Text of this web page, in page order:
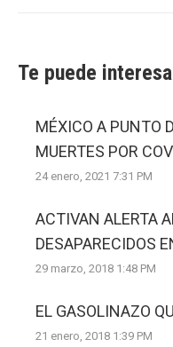
Te puede
MÉXICO A PUNTO
MUERTES POR
24 enero, 2021 7:31 PM
ACTIVAN ALERTA
DESAPARECIDOS
29 marzo, 2018 1:48 PM
EL GASOLINAZO
21 enero, 2018 1:39 PM